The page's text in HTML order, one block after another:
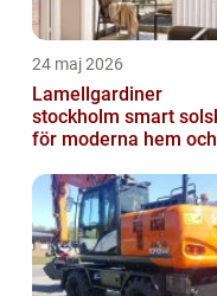
24 maj 2026
Lamellgardiner
stockholm smart solskydd
för moderna hem och